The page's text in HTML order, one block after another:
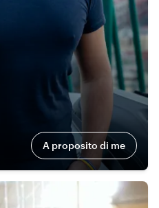
A proposito di me